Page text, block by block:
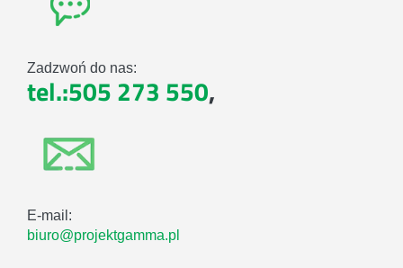
Zadzwoń do nas:
tel.:505 273 550,
E-mail:
biuro@projektgamma.pl